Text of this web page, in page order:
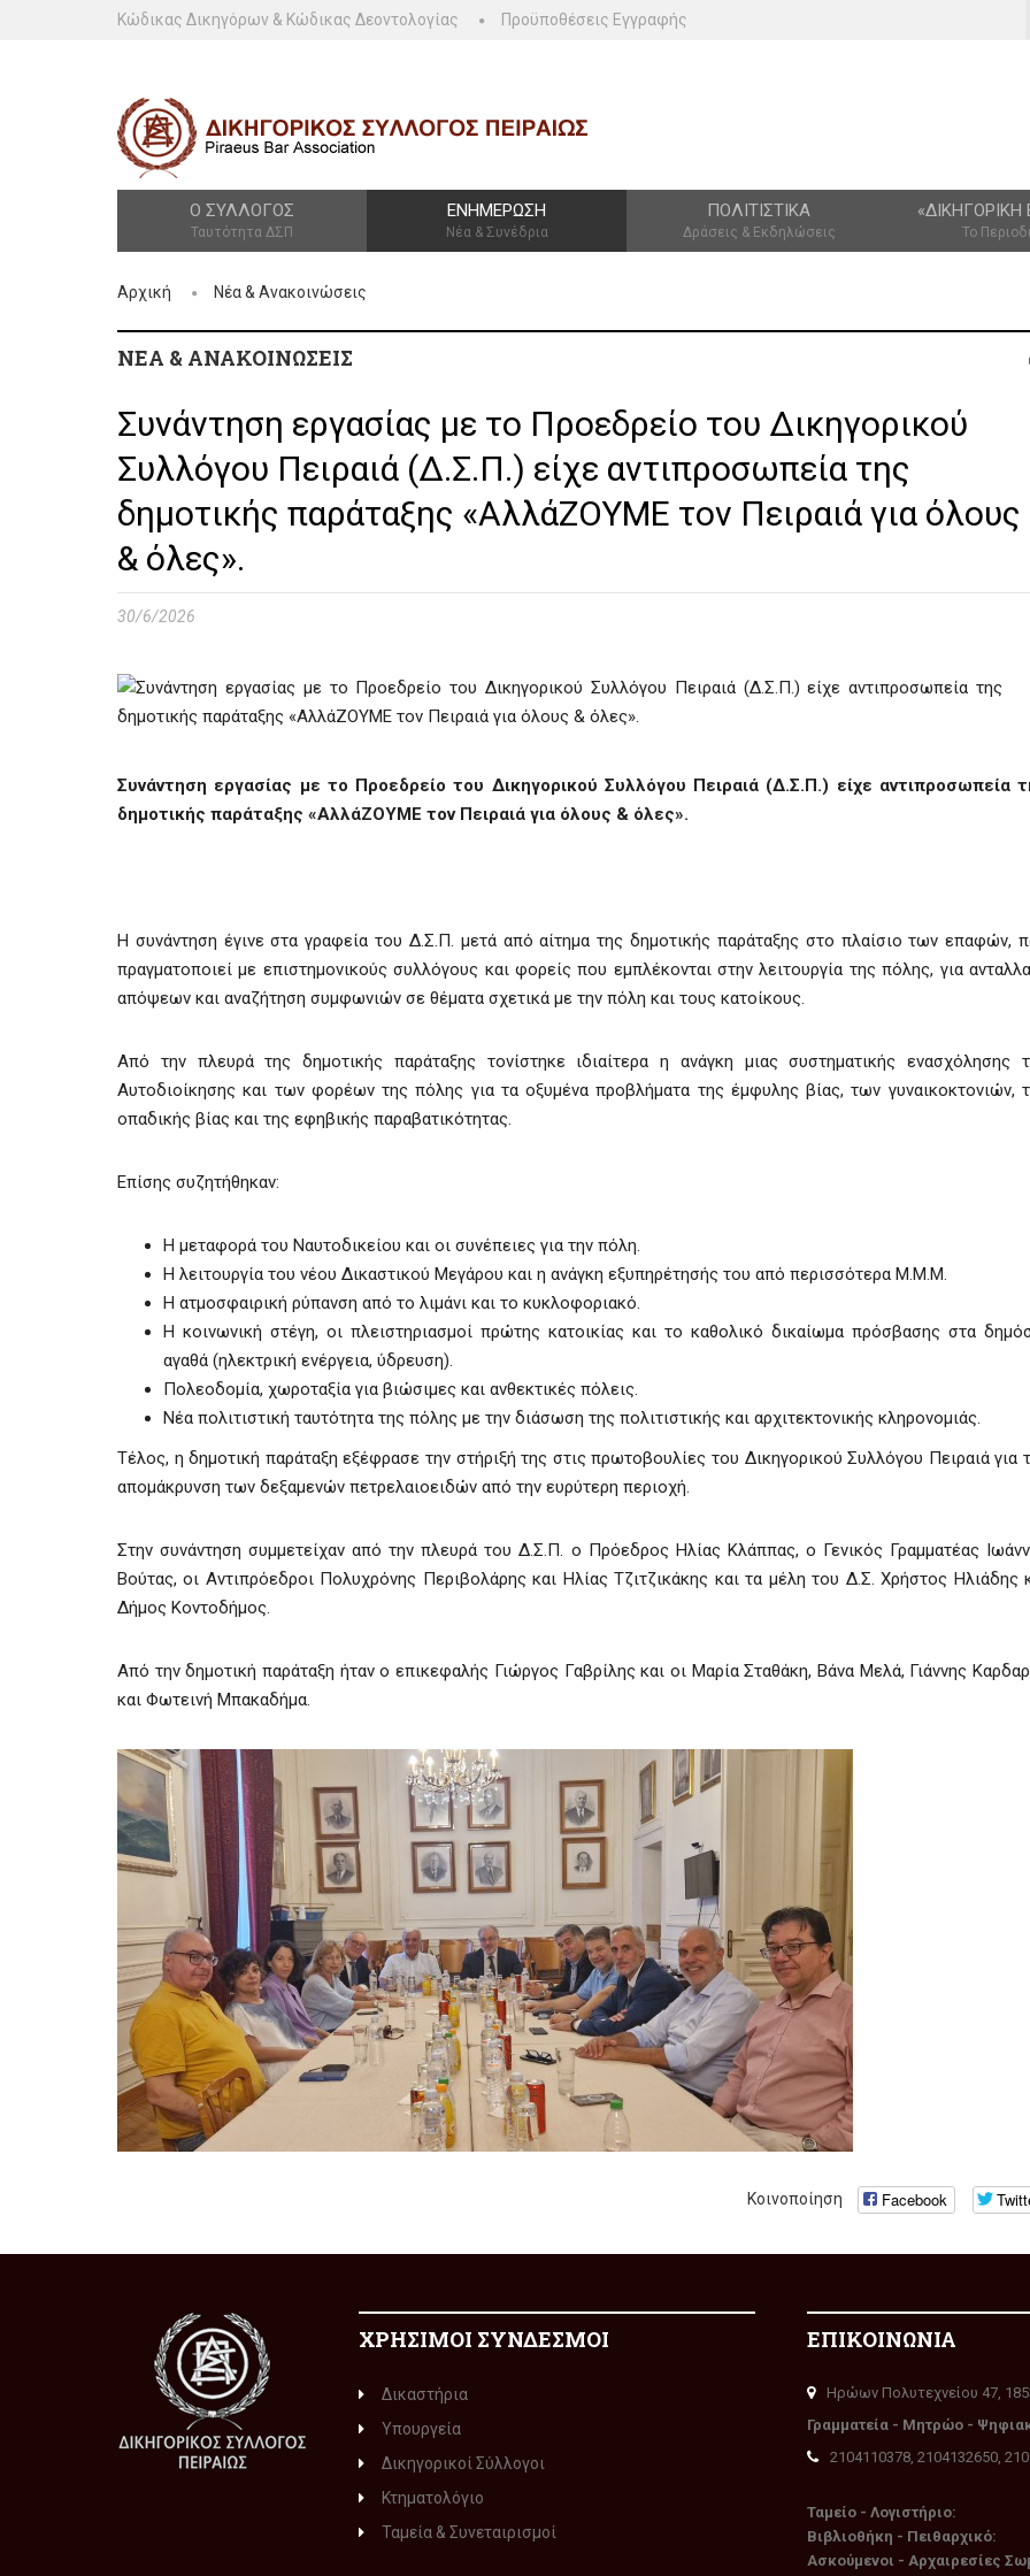
Κώδικας Δικηγόρων & Κώδικας Δεοντολογίας Προϋποθέσεις Εγγραφής
Ο ΣΎΛΛΟΓΟΣ
Ταυτότητα ΔΣΠ
ΕΝΗΜΈΡΩΣΗ
Νέα & Συνέδρια
ΠΟΛΙΤΙΣΤΙΚΆ
Δράσεις & Εκδηλώσεις
«ΔΙΚΗΓΟΡΙΚΉ
Το
Αρχική Νέα & Ανακοινώσεις
ΝΈΑ & ΑΝΑΚΟΙΝΏΣΕΙΣ
Συνάντηση εργασίας με το Προεδρείο του Δικηγορικού
Συλλόγου Πειραιά (Δ.Σ.Π.) είχε αντιπροσωπεία της
δημοτικής παράταξης «ΑλλάΖΟΥΜΕ τον Πειραιά για όλους
& όλες».
30/6/2026
Συνάντηση εργασίας με το Προεδρείο του Δικηγορικού Συλλόγου Πειραιά (Δ.Σ.Π.) είχε αντιπροσωπεία
δημοτικής παράταξης «ΑλλάΖΟΥΜΕ τον Πειραιά για όλους & όλες».
Η συνάντηση έγινε στα γραφεία του Δ.Σ.Π. μετά από αίτημα της δημοτικής παράταξης στο πλαίσιο των επαφών,
πραγματοποιεί με επιστημονικούς συλλόγους και φορείς που εμπλέκονται στην λειτουργία της πόλης, για
απόψεων και αναζήτηση συμφωνιών σε θέματα σχετικά με την πόλη και τους κατοίκους.
Από την πλευρά της δημοτικής παράταξης τονίστηκε ιδιαίτερα η ανάγκη μιας συστηματικής ενασχόλησης
Αυτοδιοίκησης και των φορέων της πόλης για τα οξυμένα προβλήματα της έμφυλης βίας, των γυναικοκτονιών,
οπαδικής βίας και της εφηβικής παραβατικότητας.
Επίσης συζητήθηκαν:
Η μεταφορά του Ναυτοδικείου και οι συνέπειες για την πόλη.
Η λειτουργία του νέου Δικαστικού Μεγάρου και η ανάγκη εξυπηρέτησής του από περισσότερα Μ.Μ.Μ.
Η ατμοσφαιρική ρύπανση από το λιμάνι και το κυκλοφοριακό.
Η κοινωνική στέγη, οι πλειστηριασμοί πρώτης κατοικίας και το καθολικό δικαίωμα πρόσβασης στα
αγαθά (ηλεκτρική ενέργεια, ύδρευση).
Πολεοδομία, χωροταξία για βιώσιμες και ανθεκτικές πόλεις.
Νέα πολιτιστική ταυτότητα της πόλης με την διάσωση της πολιτιστικής και αρχιτεκτονικής κληρονομιάς.
Τέλος, η δημοτική παράταξη εξέφρασε την στήριξή της στις πρωτοβουλίες του Δικηγορικού Συλλόγου Πειραιά για
απομάκρυνση των δεξαμενών πετρελαιοειδών από την ευρύτερη περιοχή.
Στην συνάντηση συμμετείχαν από την πλευρά του Δ.Σ.Π. ο Πρόεδρος Ηλίας Κλάππας, ο Γενικός Γραμματέας
Βούτας, οι Αντιπρόεδροι Πολυχρόνης Περιβολάρης και Ηλίας Τζιτζικάκης και τα μέλη του Δ.Σ. Χρήστος Ηλιάδης
Δήμος Κοντοδήμος.
Από την δημοτική παράταξη ήταν ο επικεφαλής Γιώργος Γαβρίλης και οι Μαρία Σταθάκη, Βάνα Μελά, Γιάννης
και Φωτεινή Μπακαδήμα.
Κοινοποίηση Facebook
ΧΡΗΣΙΜΟΙ ΣΥΝΔΕΣΜΟΙ
Δικαστήρια
Υπουργεία
Δικηγορικοί Σύλλογοι
Κτηματολόγιο
Ταμεία & Συνεταιρισμοί
ΕΠΙΚΟΙΝΩΝΙΑ
Ηρώων Πολυτεχνείου 47,
Γραμματεία - Μητρώο -
2104110378, 2104132650,
Ταμείο - Λογιστήριο:
Βιβλιοθήκη - Πειθαρχικό:
Ασκούμενοι - Αρχαιρεσίες